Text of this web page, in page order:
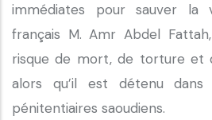
immédiates pour sauver la
français M. Amr Abdel
risque de mort, de torture et
alors qu’il est détenu dans
pénitentiaires saoudiens.